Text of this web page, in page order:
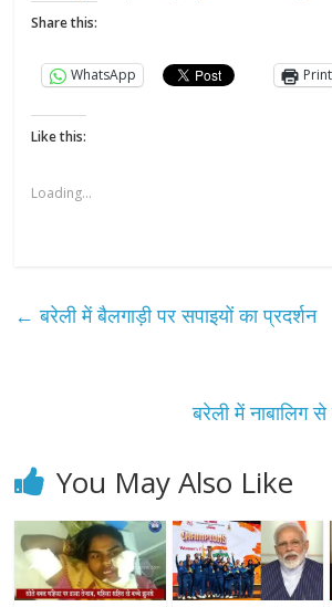
Share this:
WhatsApp Print
Like this:
Loading...
← बरेली में बैलगाड़ी पर सपाइयों का प्रदर्शन
बरेली में नाबालिग
You May Also Like